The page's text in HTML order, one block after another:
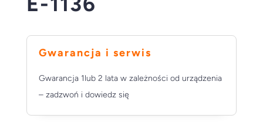
Gwarancja i serwis
Gwarancja 1lub 2 lata w zależności od urządzenia
– zadzwoń i dowiedz się